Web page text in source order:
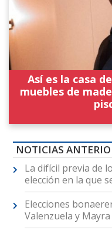
Así es la casa
muebles de
NOTICIAS
La difícil previa de
elección en la que
Elecciones
Valenzuela y